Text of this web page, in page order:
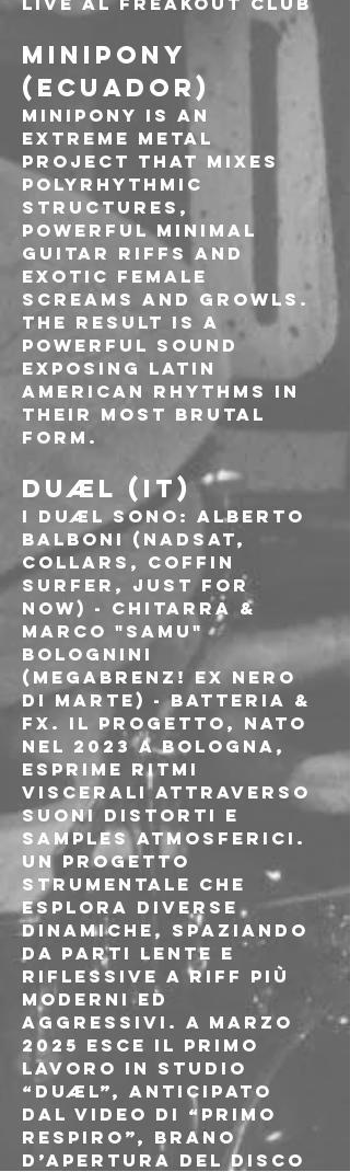
MINIPONY
(ECUADOR)
MINIPONY is an
extreme metal
project that mixes
polyrhythmic
structures,
powerful minimal
guitar riffs and
exotic female
screams and growls.
The result is a
powerful sound
exposing Latin
American rhythms in
their most brutal
form.
DUÆL (IT)
I DUÆL sono: Alberto
Balboni (NADSAT,
COLLARS, Coffin
Surfer, Just for
Now) - Chitarra &
Marco "Samu"
Bolognini
(MEGABRENZ! ex Nero
di Marte) - Batteria &
FX. Il progetto, nato
nel 2023 a Bologna,
esprime ritmi
viscerali attraverso
suoni distorti e
samples atmosferici.
Un progetto
strumentale che
esplora diverse
dinamiche, spaziando
da parti lente e
riflessive a riff più
moderni ed
aggressivi. A Marzo
2025 esce il primo
lavoro in studio
“DUÆL”, anticipato
dal video di “Primo
Respiro”, brano
d’apertura del disco